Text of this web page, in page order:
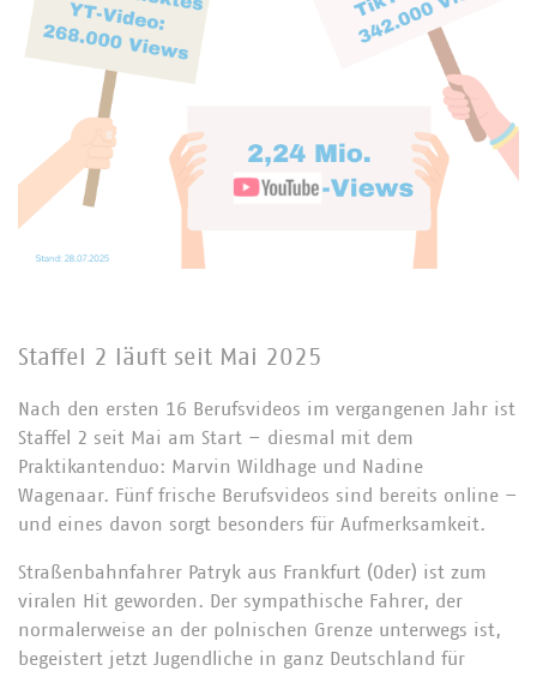
Staffel 2 läuft seit Mai 2025
Nach den ersten 16 Berufsvideos im vergangenen Jahr ist
Staffel 2 seit Mai am Start – diesmal mit dem
Praktikantenduo: Marvin Wildhage und Nadine
Wagenaar. Fünf frische Berufsvideos sind bereits online –
und eines davon sorgt besonders für Aufmerksamkeit.
Straßenbahnfahrer Patryk aus Frankfurt (Oder) ist zum
viralen Hit geworden. Der sympathische Fahrer, der
normalerweise an der polnischen Grenze unterwegs ist,
begeistert jetzt Jugendliche in ganz Deutschland für